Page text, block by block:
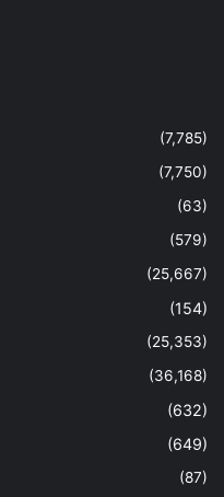
(7,785)
(7,750)
(63)
(579)
(25,667)
(154)
(25,353)
(36,168)
(632)
(649)
(87)